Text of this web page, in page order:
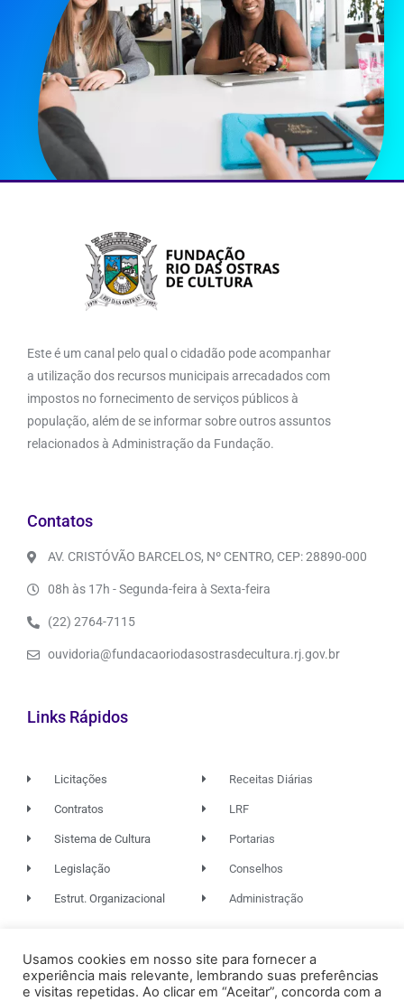
Este é um canal pelo qual o cidadão pode acompanhar
a utilização dos recursos municipais arrecadados com
impostos no fornecimento de serviços públicos à
população, além de se informar sobre outros assuntos
relacionados à Administração da Fundação.
Contatos
AV. CRISTÓVÃO BARCELOS, Nº CENTRO, CEP: 28890-000
08h às 17h - Segunda-feira à Sexta-feira
(22) 2764-7115
ouvidoria@fundacaoriodasostrasdecultura.rj.gov.br
Links Rápidos
Licitações
Contratos
Sistema de Cultura
Legislação
Estrut. Organizacional
Receitas Diárias
LRF
Portarias
Conselhos
Administração
© 2026. TODOS OS DIREITOS RESERVADOS.
Usamos cookies em nosso site para fornecer a
experiência mais relevante, lembrando suas preferências
e visitas repetidas. Ao clicar em “Aceitar”, concorda com a